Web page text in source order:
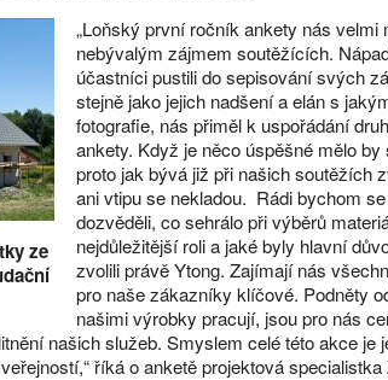
ze
„Loňský první ročník ankety nás velmi
nebývalým zájmem soutěžících.
účastníci pustili do sepisování svých
stejně jako jejich nadšení a elán s
fotografie, nás přiměl k uspořádání
ankety. Když je něco úspěšné mělo
proto jak bývá již při našich soutěžích
ani vtipu se nekladou. Rádi bychom
dozvěděli, co sehrálo při výběrů
nejdůležitější roli a jaké byly hlavní
zvolili právě Ytong. Zajímají nás
pro naše zákazníky klíčové. Podněty
našimi výrobky pracují, jsou pro nás
našich služeb. Smyslem celé této akce je
říká o anketě projektová